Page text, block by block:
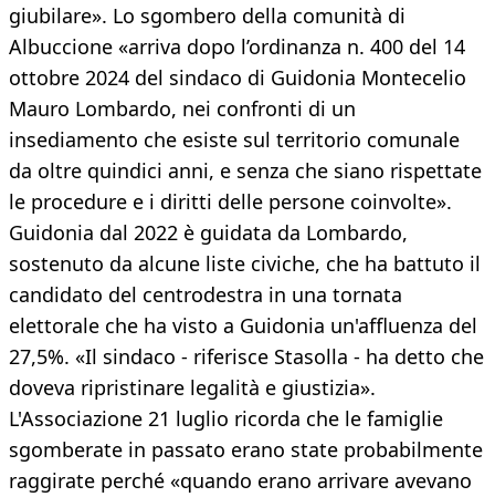
giubilare». Lo sgombero della comunità di
Albuccione «arriva dopo l’ordinanza n. 400 del 14
ottobre 2024 del sindaco di Guidonia Montecelio
Mauro Lombardo, nei confronti di un
insediamento che esiste sul territorio comunale
da oltre quindici anni, e senza che siano rispettate
le procedure e i diritti delle persone coinvolte».
Guidonia dal 2022 è guidata da Lombardo,
sostenuto da alcune liste civiche, che ha battuto il
candidato del centrodestra in una tornata
elettorale che ha visto a Guidonia un'affluenza del
27,5%. «Il sindaco - riferisce Stasolla - ha detto che
doveva ripristinare legalità e giustizia».
L'Associazione 21 luglio ricorda che le famiglie
sgomberate in passato erano state probabilmente
raggirate perché «quando erano arrivare avevano